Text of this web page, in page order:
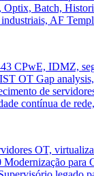
Optix, Batch,
AF
CPwE, IDMZ,
OT Gap
de
contínua de
OT,
Modernização para